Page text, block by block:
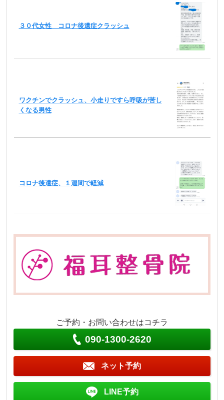
３０代女性 コロナ後遺症クラッシュ
ワクチンでクラッシュ、小走りですら呼吸が苦し
くなる男性
コロナ後遺症、１週間で軽減
ご予約・お問い合わせはコチラ
090-1300-2620
ネット予約
LINE予約